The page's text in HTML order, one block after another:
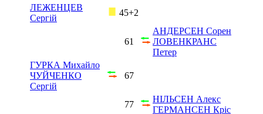
ЛЕЖЕНЦЕВ
Сергій
45+2
61
АНДЕРСЕН Сорен
ЛОВЕНКРАНС
Петер
ГУРКА Михайло
ЧУЙЧЕНКО
Сергій
67
77
НІЛЬСЕН Алекс
ГЕРМАНСЕН Кріс